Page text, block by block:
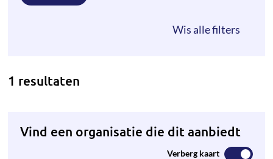
1 resultaten
Vind een organisatie die dit aanbiedt
Verberg kaart